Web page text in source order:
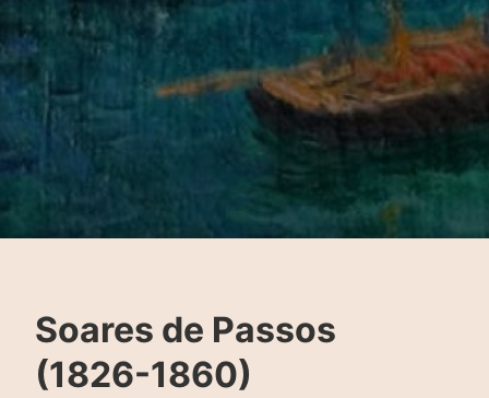
Soares de Passos
(1826-1860)